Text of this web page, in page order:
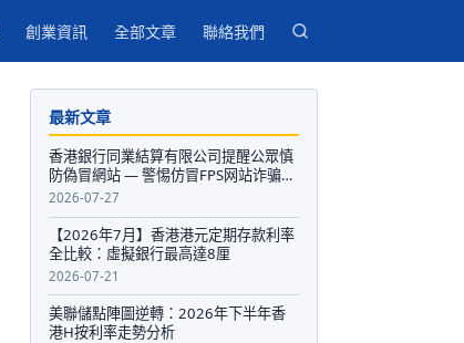
創業資訊 全部文章 聯絡我們
最新文章
香港銀行同業結算有限公司提醒公眾慎
防偽冒網站 — 警惕仿冒FPS网站诈骗，
保护个人资金安全
2026-07-27
【2026年7月】香港港元定期存款利率
全比較：虛擬銀行最高達8厘
2026-07-21
美聯儲點陣圖逆轉：2026年下半年香
港H按利率走勢分析